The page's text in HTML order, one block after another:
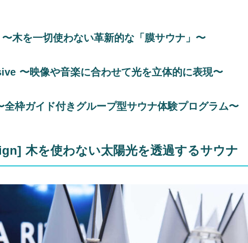
木を一切使わない革新的な「膜サウナ」︎〜
〜映像や音楽に合わせて光を立体的に表現〜
枠ガイド付きグループ型サウナ体験プログラム〜
木を使わない太陽光を透過するサウナ